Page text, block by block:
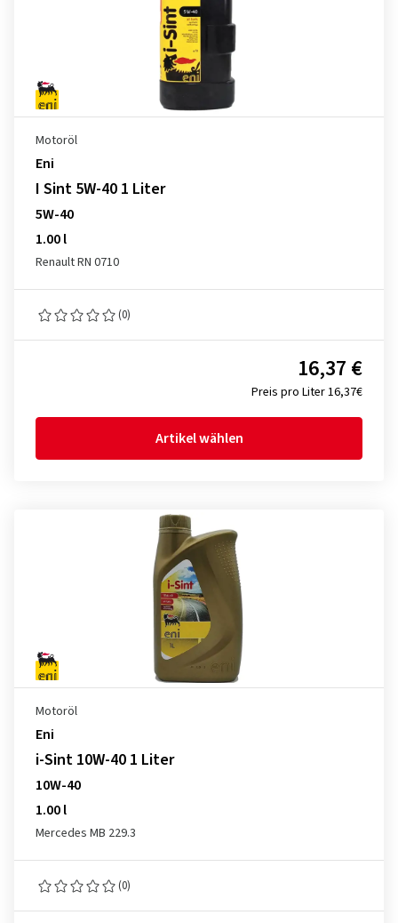
Motoröl
Eni
I Sint 5W-40 1 Liter
5W-40
1.00 l
Renault RN 0710
(0)
Preis pro Liter 16,37€
16,37 €
Artikel wählen
Motoröl
Eni
i-Sint 10W-40 1 Liter
10W-40
1.00 l
Mercedes MB 229.3
(0)